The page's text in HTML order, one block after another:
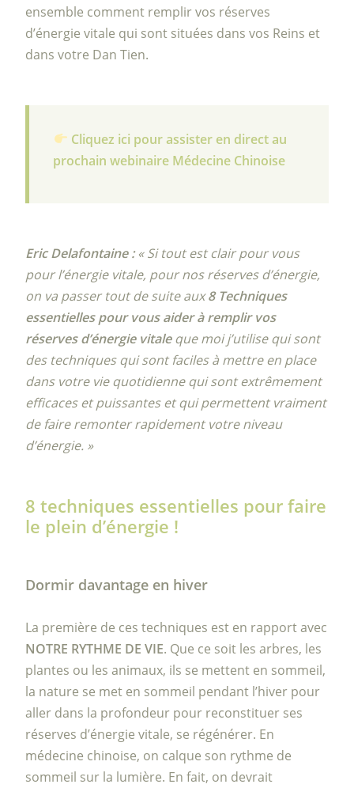
ensemble comment remplir vos réserves
d’énergie vitale qui sont situées dans vos Reins et
dans votre Dan Tien.
Cliquez ici pour assister en direct au
prochain webinaire Médecine Chinoise
Eric Delafontaine :« Si tout est clair pour vous
pour l’énergie vitale, pour nos réserves d’énergie,
on va passer tout de suite aux8 Techniques
essentielles pour vous aider à remplir vos
réserves d’énergie vitaleque moi j’utilise qui sont
des techniques qui sont faciles à mettre en place
dans votre vie quotidienne qui sont extrêmement
efficaces et puissantes et qui permettent vraiment
de faire remonter rapidement votre niveau
d’énergie. »
8 techniques essentielles pour faire
le plein d’énergie !
Dormir davantage en hiver
La première de ces techniques est en rapport avec
NOTRE RYTHME DE VIE. Que ce soit les arbres, les
plantes ou les animaux, ils se mettent en sommeil,
la nature se met en sommeil pendant l’hiver pour
aller dans la profondeur pour reconstituer ses
réserves d’énergie vitale, se régénérer. En
médecine chinoise, on calque son rythme de
sommeil sur la lumière. En fait, on devrait